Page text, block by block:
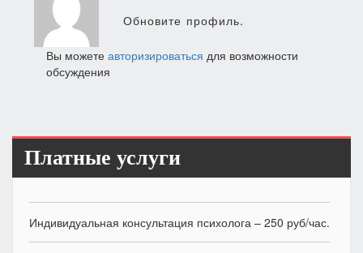
записямОбновите профиль.
Вы можете авторизироваться для возможности
обсуждения
Платные услуги
Индивидуальная консультация психолога – 250 руб/час.